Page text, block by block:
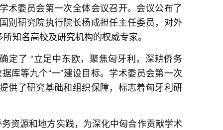
术委员会第一次全体会议召开。会议公布了
别研究院执行院长杨成担任主任委员，对外
知名高校及研究机构的权威专家。
定了 “立足中东欧，聚焦匈牙利，深耕侨务
库等九个“一”建设目标。学术委员会第一次
供了研究基础和组织保障，标志着匈牙利研
资源和地方实践，为深化中匈合作贡献学术